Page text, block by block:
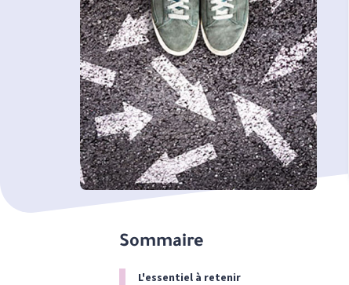
Sommaire
L'essentiel à retenir